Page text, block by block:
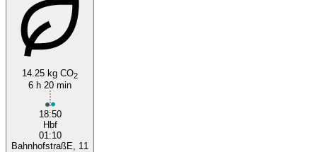
14.25 kg CO2
6 h 20 min
18:50
Hbf
01:10
BahnhofstraßE, 11